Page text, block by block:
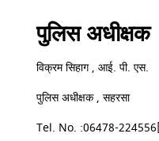
पुलिस अधीक्षक
विक्रम सिहाग , आई. पी. एस.
पुलिस अधीक्षक , सहरसा
Tel. No. :06478-